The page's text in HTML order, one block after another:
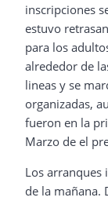
inscripciones
estuvo
para los
alrededor de
lineas y se
organizadas,
fueron en la
Marzo de el
Los arranques
de la mañana.